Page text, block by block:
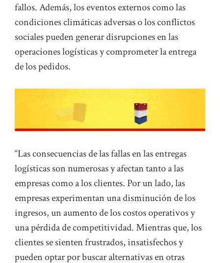
fallos. Además, los eventos externos como las
condiciones climáticas adversas o los conflictos
sociales pueden generar disrupciones en las
operaciones logísticas y comprometer la entrega
de los pedidos.
“Las consecuencias de las fallas en las entregas
logísticas son numerosas y afectan tanto a las
empresas como a los clientes. Por un lado, las
empresas experimentan una disminución de los
ingresos, un aumento de los costos operativos y
una pérdida de competitividad. Mientras que, los
clientes se sienten frustrados, insatisfechos y
pueden optar por buscar alternativas en otras